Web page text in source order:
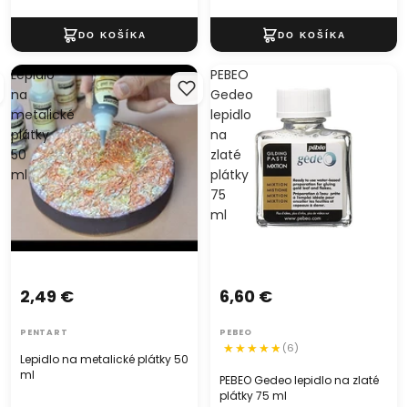
Lepidlo
na
metalické
plátky
50
ml
Lepidlo na metalické plátky 50
ml
2,49 €
PENTART
PEBEO
Gedeo
lepidlo
na
zlaté
plátky
75
ml
PEBEO Gedeo lepidlo na zlaté
plátky 75 ml
6,60 €
PEBEO
(6)